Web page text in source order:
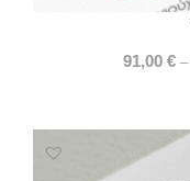
91,00 € –